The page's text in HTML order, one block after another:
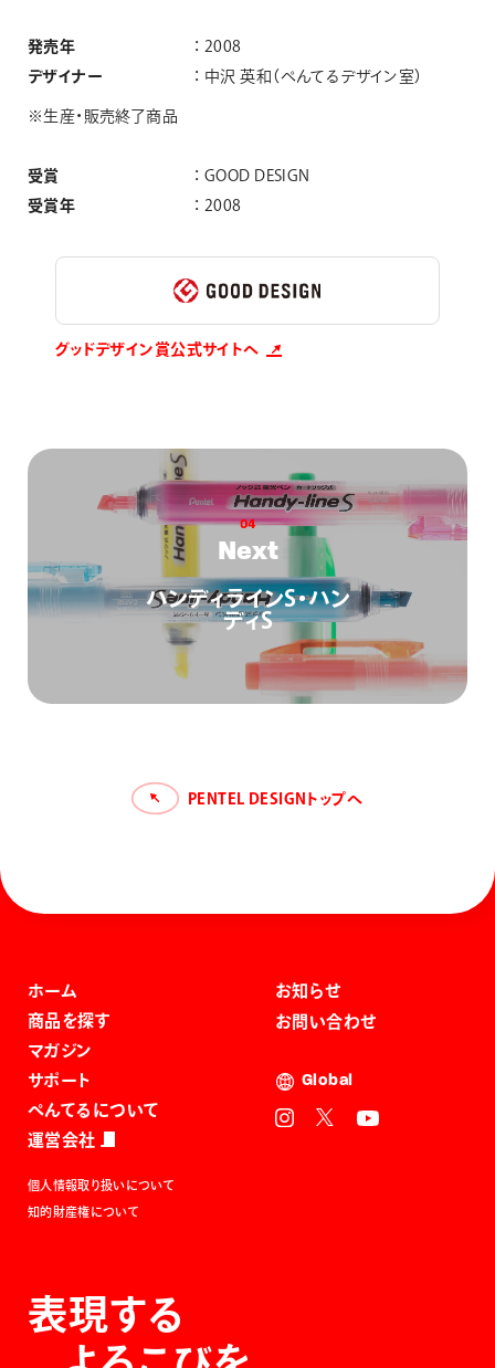
発売年
2008
デザイナー
中沢 英和（ぺんてるデザイン室）
※生産・販売終了商品
受賞
GOOD DESIGN
受賞年
2008
グッドデザイン賞公式サイトへ
04
Next
ハンディラインS・ハン
ディS
PENTEL DESIGNトップへ
ホーム
商品を探す
マガジン
サポート
ぺんてるについて
運営会社
お知らせ
お問い合わせ
Global
個人情報取り扱いについて
知的財産権について
表現する